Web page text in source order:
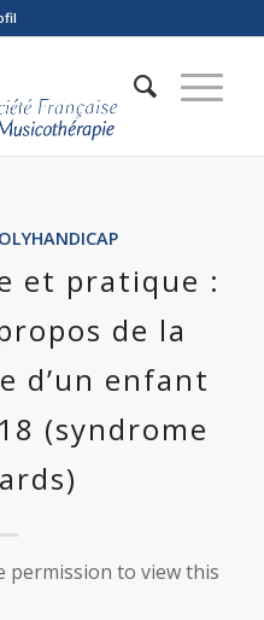
et pratique :
de la
d’un enfant
(syndrome
permission to view this